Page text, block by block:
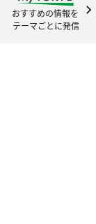
おすすめの情報を
テーマごとに発信